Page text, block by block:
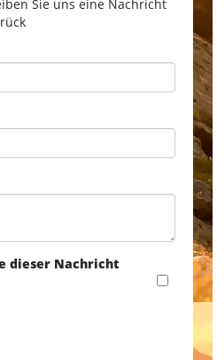
Sie uns eine Nachricht
dieser Nachricht